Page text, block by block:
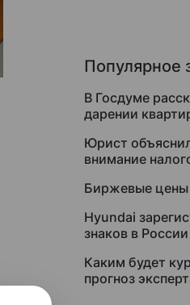
Популярное
В Госдуме
дарении
Юрист
внимание
Биржевые цены
Hyundai
знаков в России
Каким будет
прогноз